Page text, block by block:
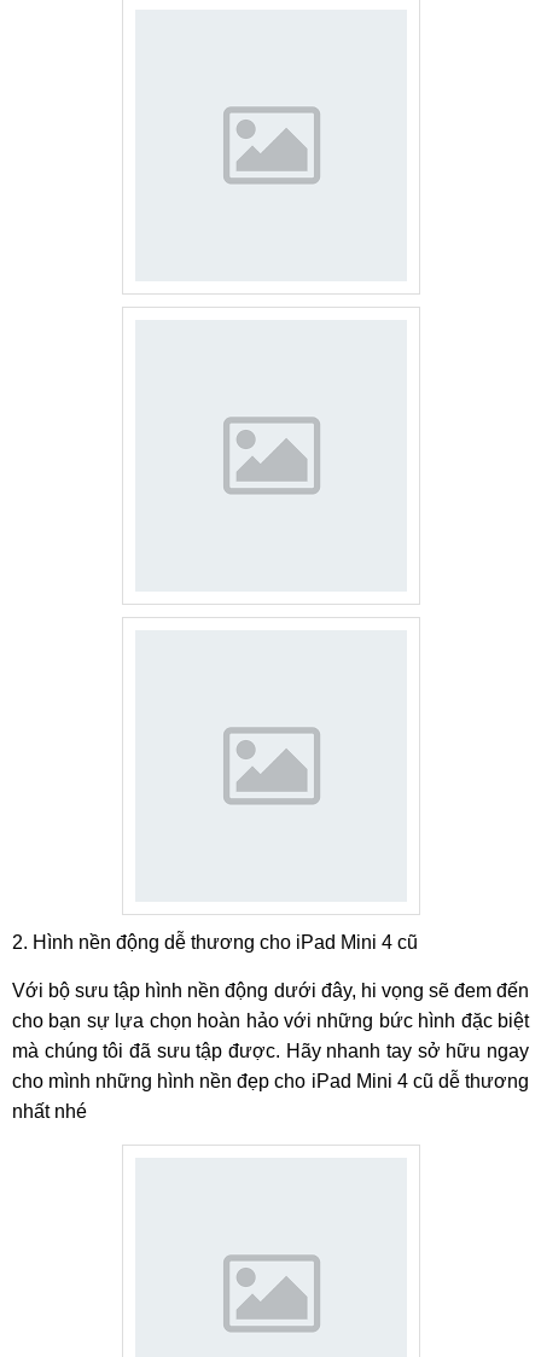
2. Hình nền động dễ thương cho iPad Mini 4 cũ
Với bộ sưu tập hình nền động dưới đây, hi vọng sẽ đem đến
cho bạn sự lựa chọn hoàn hảo với những bức hình đặc biệt
mà chúng tôi đã sưu tập được. Hãy nhanh tay sở hữu ngay
cho mình những hình nền đẹp cho iPad Mini 4 cũ dễ thương
nhất nhé